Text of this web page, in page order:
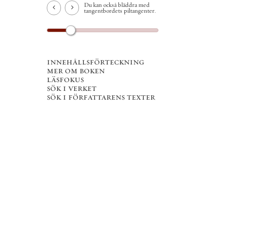
Du kan också bläddra med
tangentbordets piltangenter.
innehållsförteckning
mer om boken
läsfokus
sök i verket
sök i författarens texter